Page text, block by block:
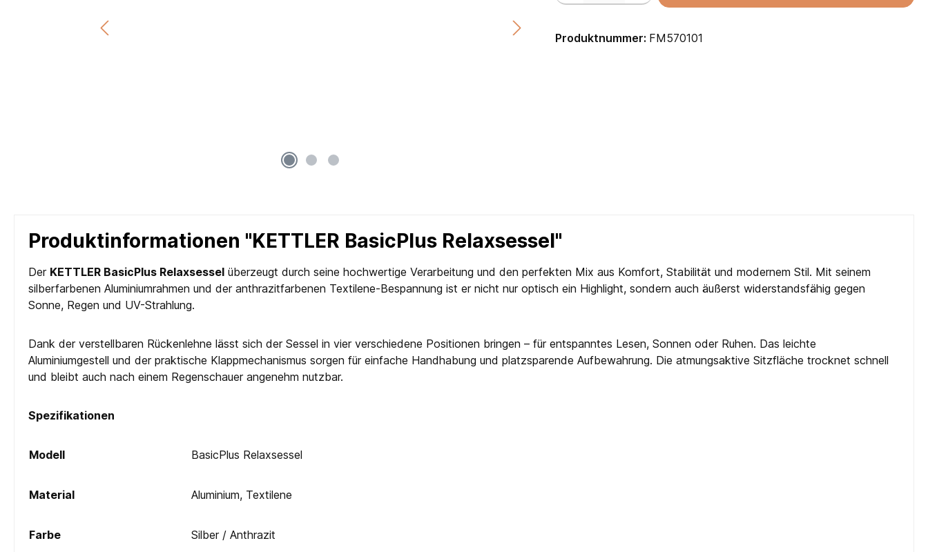
Produktnummer: FM570101
Produktinformationen "KETTLER BasicPlus Relaxsessel"
Der KETTLER BasicPlus Relaxsessel überzeugt durch seine hochwertige Verarbeitung und den perfekten Mix aus Komfort, Stabilität und modernem Stil. Mit seinem
silberfarbenen Aluminiumrahmen und der anthrazitfarbenen Textilene-Bespannung ist er nicht nur optisch ein Highlight, sondern auch äußerst widerstandsfähig gegen
Sonne, Regen und UV-Strahlung.
Dank der verstellbaren Rückenlehne lässt sich der Sessel in vier verschiedene Positionen bringen – für entspanntes Lesen, Sonnen oder Ruhen. Das leichte
Aluminiumgestell und der praktische Klappmechanismus sorgen für einfache Handhabung und platzsparende Aufbewahrung. Die atmungsaktive Sitzfläche trocknet schnell
und bleibt auch nach einem Regenschauer angenehm nutzbar.
Spezifikationen
Modell BasicPlus Relaxsessel
Material Aluminium, Textilene
Farbe Silber / Anthrazit